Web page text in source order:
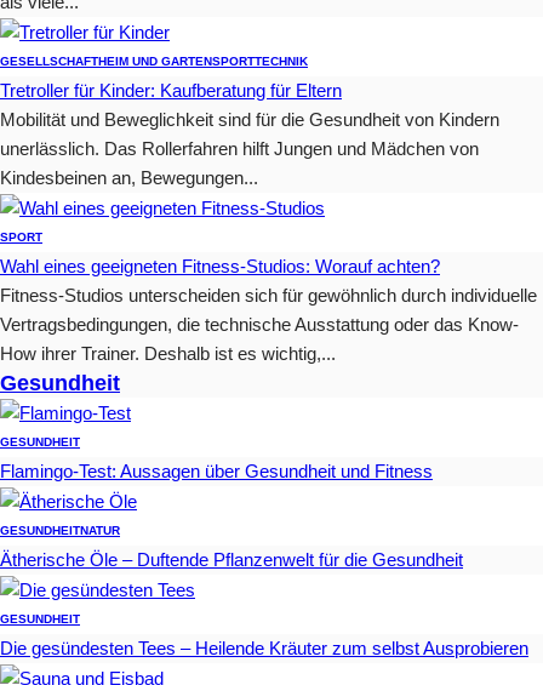
GESELLSCHAFTHEIM UND GARTENSPORTTECHNIK
Tretroller für Kinder: Kaufberatung für Eltern
Mobilität und Beweglichkeit sind für die Gesundheit von Kindern
unerlässlich. Das Rollerfahren hilft Jungen und Mädchen von
Kindesbeinen an, Bewegungen...
SPORT
Wahl eines geeigneten Fitness-Studios: Worauf achten?
Fitness-Studios unterscheiden sich für gewöhnlich durch individuelle
Vertragsbedingungen, die technische Ausstattung oder das Know-
How ihrer Trainer. Deshalb ist es wichtig,...
Gesundheit
GESUNDHEIT
Flamingo-Test: Aussagen über Gesundheit und Fitness
GESUNDHEITNATUR
Ätherische Öle – Duftende Pflanzenwelt für die Gesundheit
GESUNDHEIT
Die gesündesten Tees – Heilende Kräuter zum selbst Ausprobieren